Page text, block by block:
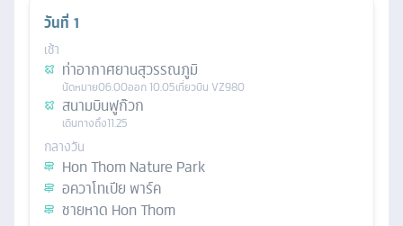
วันที่ 1
เช้า
ท่าอากาศยานสุวรรณภูมิ
นัดหมาย06.00ออก10.05เที่ยวบิน VZ980
สนามบินฟูก๊วก
เดินทางถึง11.25
กลางวัน
Hon Thom Nature Park
อควาโทเปีย พาร์ค
ชายหาด Hon Thom